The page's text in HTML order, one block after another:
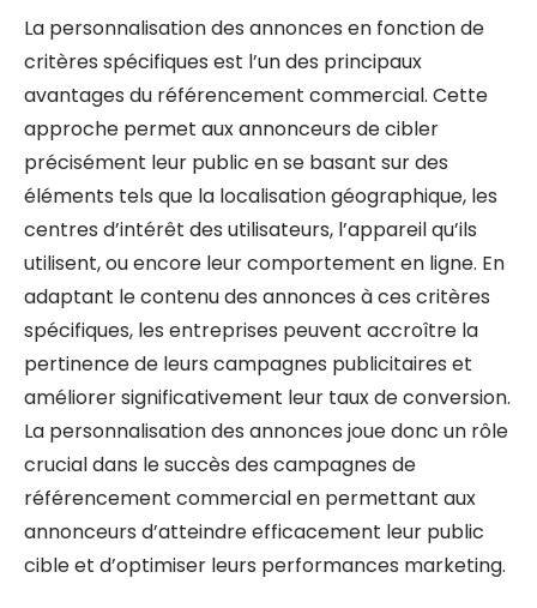
La personnalisation des annonces en fonction de
critères spécifiques est l’un des principaux
avantages du référencement commercial. Cette
approche permet aux annonceurs de cibler
précisément leur public en se basant sur des
éléments tels que la localisation géographique, les
centres d’intérêt des utilisateurs, l’appareil qu’ils
utilisent, ou encore leur comportement en ligne. En
adaptant le contenu des annonces à ces critères
spécifiques, les entreprises peuvent accroître la
pertinence de leurs campagnes publicitaires et
améliorer significativement leur taux de conversion.
La personnalisation des annonces joue donc un rôle
crucial dans le succès des campagnes de
référencement commercial en permettant aux
annonceurs d’atteindre efficacement leur public
cible et d’optimiser leurs performances marketing.